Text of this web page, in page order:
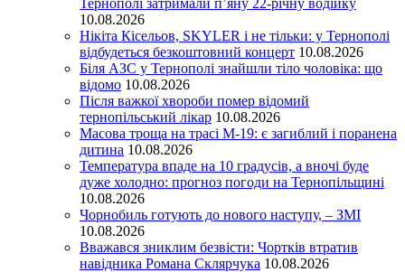
Тернополі затримали п’яну 22-річну водійку
10.08.2026
Нікіта Кісельов, SKYLER і не тільки: у Тернополі
відбудеться безкоштовний концерт 10.08.2026
Біля АЗС у Тернополі знайшли тіло чоловіка: що
відомо 10.08.2026
Після важкої хвороби помер відомий
тернопільський лікар 10.08.2026
Масова троща на трасі М-19: є загиблий і поранена
дитина 10.08.2026
Температура впаде на 10 градусів, а вночі буде
дуже холодно: прогноз погоди на Тернопільщині
10.08.2026
Чорнобиль готують до нового наступу, – ЗМІ
10.08.2026
Вважався зниклим безвісти: Чортків втратив
навідника Романа Склярчука 10.08.2026